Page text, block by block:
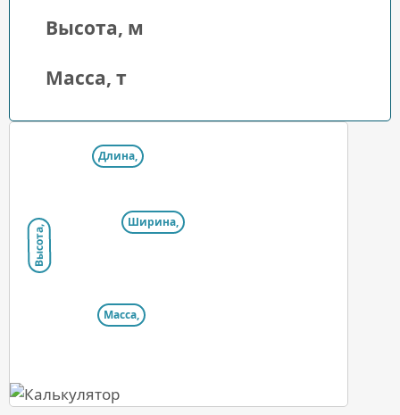
Высота, м
Масса, т
Ширина,
Длина,
Высота,
Масса,